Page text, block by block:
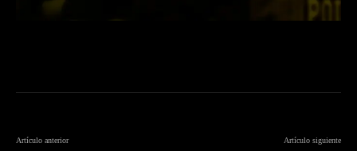
Artículo anterior Artículo siguiente